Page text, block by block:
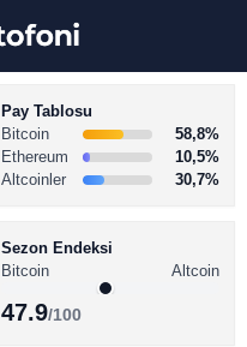
Pay Tablosu
Bitcoin
58,8%
Ethereum
10,5%
Altcoinler
30,7%
Sezon Endeksi
Bitcoin
Altcoin
47.9/100